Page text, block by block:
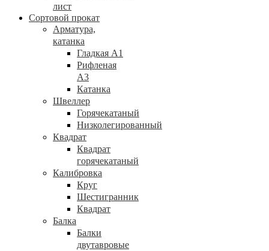
лист
Сортовой прокат
Арматура,
катанка
Гладкая А1
Рифленая
А3
Катанка
Швеллер
Горячекатаный
Низколегированный
Квадрат
Квадрат
горячекатаный
Калибровка
Круг
Шестигранник
Квадрат
Балка
Балки
двутавровые